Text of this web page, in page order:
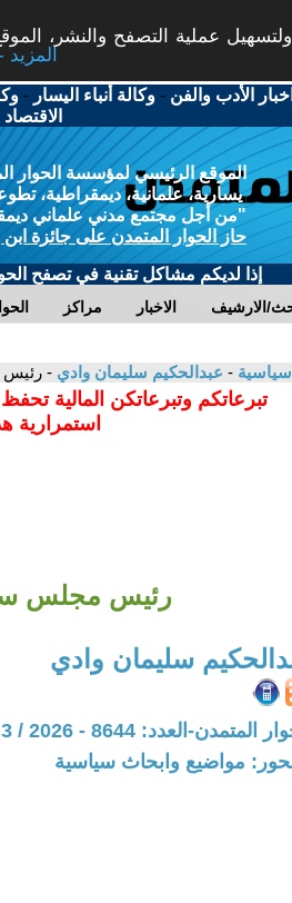
عملية التصفح والنشر،
More info - المزيد
اخبار الأدب والفن -وكالة أنباء اليسار -
الاقتصاد
الموقع الرئيسي لمؤسسة الحوار
يسارية، علمانية، ديمقراطية،
"من أجل مجتمع مدني علماني
حاز الحوار المتمدن على جائزة
إذا لديكم مشاكل تقنية في تصفح
مراكز الاخبار الارشيف
- عبدالحكيم سليمان وادي - رئيس
تبرعاتكم وتبرعاتكن المالية
استمرارية
رئيس مجلس
سليمان وادي
المتمدن-العدد: 8644 - 2026 / 3 / 12 - 21:20
مواضيع وابحاث سياسية